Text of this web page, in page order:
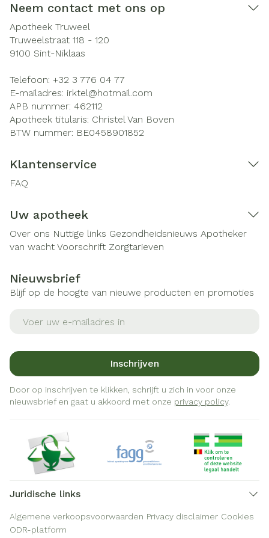
Neem contact met ons op
Apotheek Truweel
Truweelstraat 118 - 120
9100 Sint-Niklaas
Telefoon: +32 3 776 04 77
E-mailadres: irktel@hotmail.com
APB nummer: 462112
Apotheek titularis: Christel Van Boven
BTW nummer: BE0458901852
Klantenservice
FAQ
Uw apotheek
Over ons Nuttige links Gezondheidsnieuws Apotheker
van wacht Voorschrift Zorgtarieven
Nieuwsbrief
Blijf op de hoogte van nieuwe producten en promoties
Inschrijven
Door op inschrijven te klikken, schrijft u zich in voor onze
nieuwsbrief en gaat u akkoord met onze privacy policy.
Juridische links
Algemene verkoopsvoorwaarden Privacy disclaimer Cookies
ODR-platform